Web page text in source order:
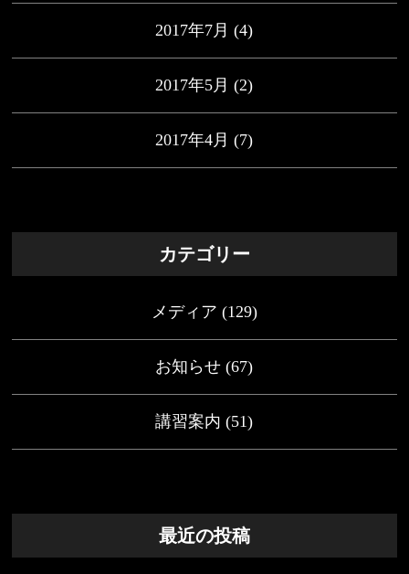
2017年7月 (4)
2017年5月 (2)
2017年4月 (7)
カテゴリー
メディア (129)
お知らせ (67)
講習案内 (51)
最近の投稿